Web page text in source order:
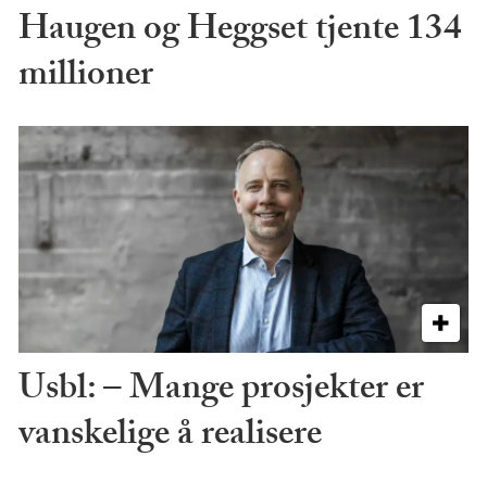
Haugen og Heggset tjente 134
millioner
Usbl: – Mange prosjekter er
vanskelige å realisere